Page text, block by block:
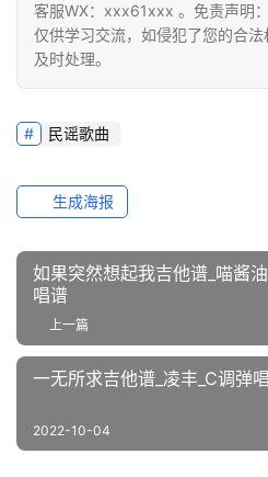
客服WX：xxx61xxx 。免责声明
仅供学习交流，如侵犯了您的合
及时处理。
民谣歌曲
生成海报
如果突然想起我吉他谱_喵酱
唱谱
上一篇
一无所求吉他谱_凌丰_C调弹
2022-10-04